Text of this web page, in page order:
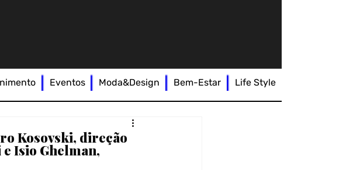
Kosovski, direção
Isio Ghelman,
Eventos Moda&Design Bem-Estar Life Style